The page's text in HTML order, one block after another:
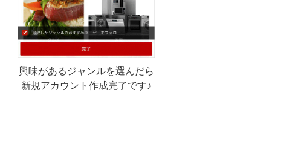
興味があるジャンルを選んだら
新規アカウント作成完了です♪